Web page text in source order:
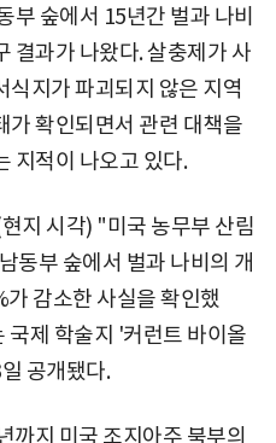
부 숲에서 15년간 벌과 나비
결과가 나왔다. 살충제가 사
식지가 파괴되지 않은 지역
가 확인되면서 관련 대책을
지적이 나오고 있다.
지 시각) "미국 농무부 산림
동부 숲에서 벌과 나비의 개
감소한 사실을 확인했
국제 학술지 '커런트 바이올
공개됐다.
까지 미국 조지아주 북부의